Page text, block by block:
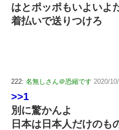
はとポッポもいよいよ
着払いで送りつけろ
222: 名無しさん＠恐縮です 2020/
>>1
別に驚かんよ
日本は日本人だけのも